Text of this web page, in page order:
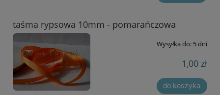
taśma rypsowa 10mm - pomarańczowa
Wysyłka do: 5 dni
1,00 zł
do koszyka